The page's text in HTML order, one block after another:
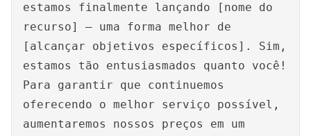
estamos finalmente lançando [nome do
recurso] – uma forma melhor de
[alcançar objetivos específicos]. Sim,
estamos tão entusiasmados quanto você!
Para garantir que continuemos
oferecendo o melhor serviço possível,
aumentaremos nossos preços em um